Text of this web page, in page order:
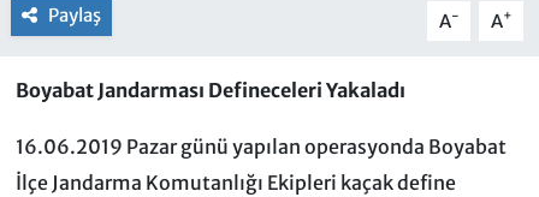
Paylaş A- A+
Boyabat Jandarması Defineceleri Yakaladı
16.06.2019 Pazar günü yapılan operasyonda Boyabat
İlçe Jandarma Komutanlığı Ekipleri kaçak define